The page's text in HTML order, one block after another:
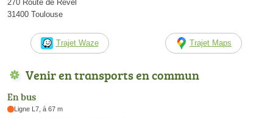
270 Route de Revel
31400 Toulouse
Trajet Waze Trajet Maps
Venir en transports en commun
En bus
Ligne L7, à 67 m